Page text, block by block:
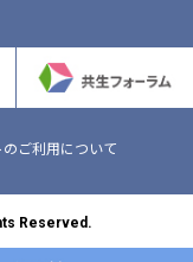
ご利用について
Reserved.